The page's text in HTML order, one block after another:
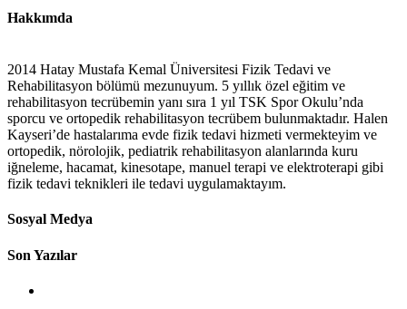
Hakkımda
2014 Hatay Mustafa Kemal Üniversitesi Fizik Tedavi ve
Rehabilitasyon bölümü mezunuyum. 5 yıllık özel eğitim ve
rehabilitasyon tecrübemin yanı sıra 1 yıl TSK Spor Okulu’nda
sporcu ve ortopedik rehabilitasyon tecrübem bulunmaktadır. Halen
Kayseri’de hastalarıma evde fizik tedavi hizmeti vermekteyim ve
ortopedik, nörolojik, pediatrik rehabilitasyon alanlarında kuru
iğneleme, hacamat, kinesotape, manuel terapi ve elektroterapi gibi
fizik tedavi teknikleri ile tedavi uygulamaktayım.
Sosyal Medya
Son Yazılar